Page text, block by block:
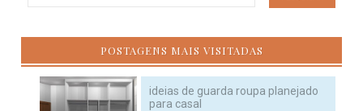
POSTAGENS MAIS VISITADAS
ideias de guarda roupa planejado
para casal